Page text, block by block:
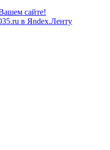
сайте!
в Яndex.Ленту